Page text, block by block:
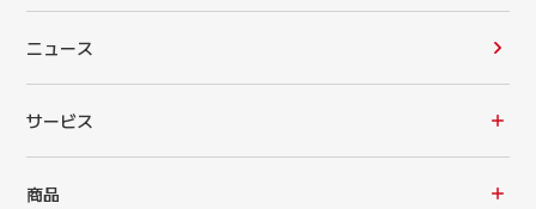
ニュース
サービス
商品